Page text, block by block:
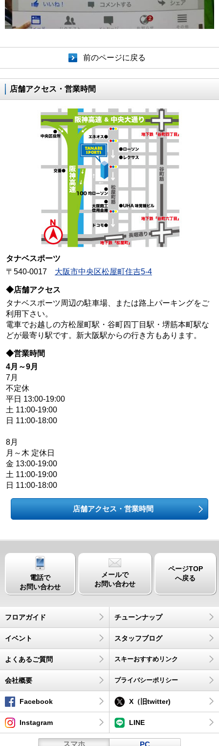
前のページに戻る
店舗アクセス・営業時間
タナベスポーツ
〒540-0017 大阪市中央区松屋町住吉5-4
◆店舗アクセス
タナベスポーツ周辺の駐車場、または路上パーキングをご
利用下さい。
電車でお越しの方松屋町駅・谷町四丁目駅・堺筋本町駅な
どが最寄り駅です。新大阪駅からの行き方もあります。
◆営業時間
4月～9月
7月
不定休
平日 13:00-19:00
土 11:00-19:00
日 11:00-18:00
8月
月～木 定休日
金 13:00-19:00
土 11:00-19:00
日 11:00-18:00
店舗アクセス・営業時間
電話で
お問い合わせ
メールで
お問い合わせ
ページTOP
へ戻る
フロアガイド チューンナップ
イベント スタッフブログ
よくあるご質問 スキーおすすめリンク
会社概要 プライバシーポリシー
Facebook X（旧twitter)
Instagram LINE
スマホ PC